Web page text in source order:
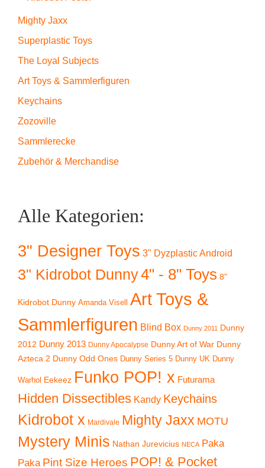
Mighty Jaxx
Superplastic Toys
The Loyal Subjects
Art Toys & Sammlerfiguren
Keychains
Zozoville
Sammlerecke
Zubehör & Merchandise
Alle Kategorien:
3" Designer Toys 3" Dyzplastic Android
3" Kidrobot Dunny4" - 8" Toys 8"
Kidrobot Dunny Amanda Visell Art Toys &
Sammlerfiguren Blind Box Dunny 2011 Dunny
2012 Dunny 2013 Dunny Apocalypse Dunny Art of War Dunny
Azteca 2 Dunny Odd Ones Dunny Series 5 Dunny UK Dunny
Warhol Eekeez Funko POP! x Futurama
Hidden Dissectibles Kandy Keychains
Kidrobot x Mardivale Mighty Jaxx MOTU
Mystery Minis Nathan Jurevicius NECA Paka
Paka Pint Size Heroes POP! & Pocket